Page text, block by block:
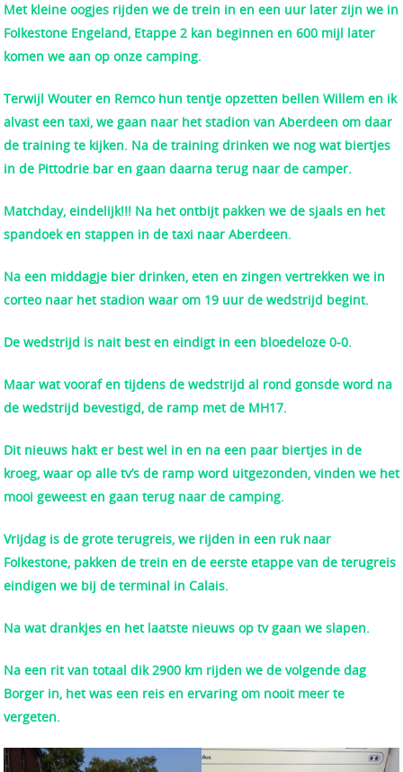
Met kleine oogjes rijden we de trein in en een uur later zijn we in
Folkestone Engeland, Etappe 2 kan beginnen en 600 mijl later
komen we aan op onze camping.
Terwijl Wouter en Remco hun tentje opzetten bellen Willem en ik
alvast een taxi, we gaan naar het stadion van Aberdeen om daar
de training te kijken. Na de training drinken we nog wat biertjes
in de Pittodrie bar en gaan daarna terug naar de camper.
Matchday, eindelijk!!! Na het ontbijt pakken we de sjaals en het
spandoek en stappen in de taxi naar Aberdeen.
Na een middagje bier drinken, eten en zingen vertrekken we in
corteo naar het stadion waar om 19 uur de wedstrijd begint.
De wedstrijd is nait best en eindigt in een bloedeloze 0-0.
Maar wat vooraf en tijdens de wedstrijd al rond gonsde word na
de wedstrijd bevestigd, de ramp met de MH17.
Dit nieuws hakt er best wel in en na een paar biertjes in de
kroeg, waar op alle tv’s de ramp word uitgezonden, vinden we het
mooi geweest en gaan terug naar de camping.
Vrijdag is de grote terugreis, we rijden in een ruk naar
Folkestone, pakken de trein en de eerste etappe van de terugreis
eindigen we bij de terminal in Calais.
Na wat drankjes en het laatste nieuws op tv gaan we slapen.
Na een rit van totaal dik 2900 km rijden we de volgende dag
Borger in, het was een reis en ervaring om nooit meer te
vergeten.